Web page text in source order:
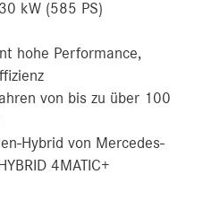
kW (585 PS)
hohe Performance,
von bis zu über 100
Hybrid von Mercedes-
4MATIC+